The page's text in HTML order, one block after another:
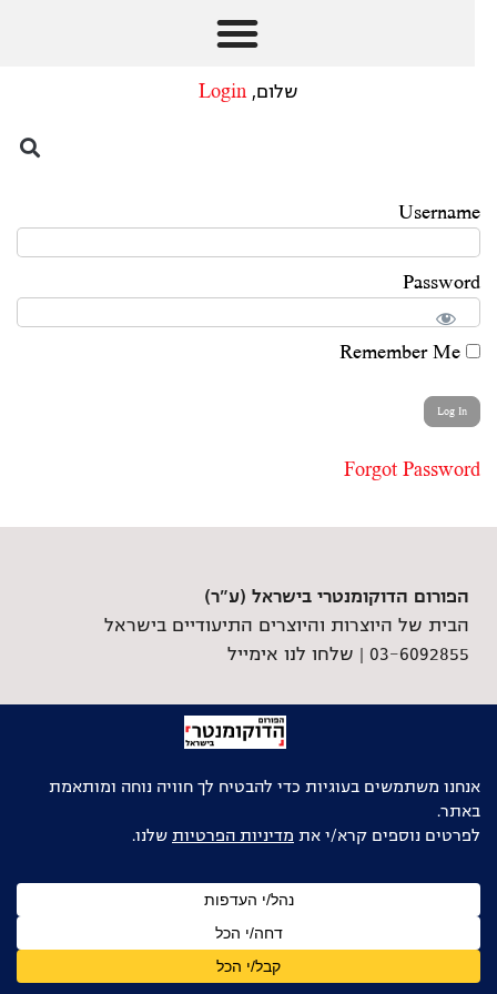
שלום,Login
Username
Password
Forgot Password
הפורום הדוקומנטרי בישראל (ע"ר)
הבית של היוצרות והיוצרים התיעודיים בישראל
03-6092855 |
שלחו לנו אימייל
העמוד